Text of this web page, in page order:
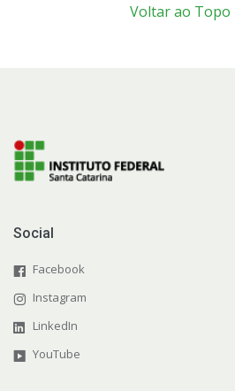
Voltar ao Topo
Social
Facebook
Instagram
LinkedIn
YouTube